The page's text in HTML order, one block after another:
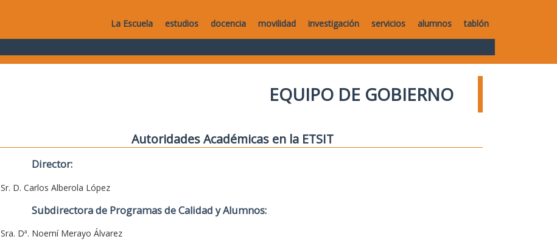
La Escuela estudios docencia movilidad investigación servicios alumnos tablón
EQUIPO DE GOBIERNO
Autoridades Académicas en la ETSIT
Director:
Sr. D. Carlos Alberola López
Subdirectora de Programas de Calidad y Alumnos:
Sra. Dª. Noemí Merayo Álvarez